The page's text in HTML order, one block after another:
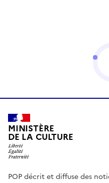
MINISTÈRE
DE LA CULTURE
POP décrit et diffuse des